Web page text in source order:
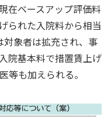
在ベースアップ評価料
られた入院料から相当
象者は拡充され、事
院基本料で措置賃上げ
等も加えられる。